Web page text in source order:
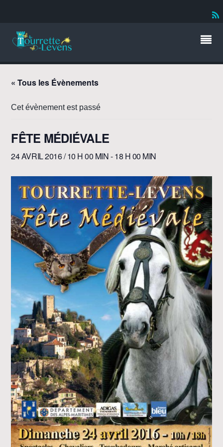
« Tous les Évènements
Cet évènement est passé
FÊTE MÉDIÉVALE
24 AVRIL 2016 / 10 H 00 MIN-18 H 00 MIN